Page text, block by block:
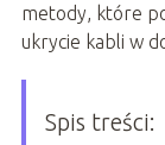
metody, które
ukrycie kabli w
Spis treści: